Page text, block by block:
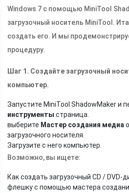
Windows 7 с помощью MiniTool
загрузочный носитель MiniTool.
создать его. И мы
процедуру.
Шаг 1. Создайте загрузочный
компьютер.
Запустите MiniTool ShadowMaker и
инструменты страница.
выберите Мастер создания медиа
загрузочного носителя.
Загрузите с него компьютер.
Возможно, вы ищете:
Как создать загрузочный CD / DVD-
флешку с помощью мастера